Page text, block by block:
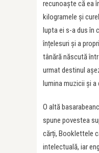
recunoaște că ea
kilogramele și
lupta ei s-a dus în
înțelesuri și a
tânără născută
urmat destinul
lumina muzicii și
O altă
spune povestea
cărți, Booklettele
intelectuală, iar